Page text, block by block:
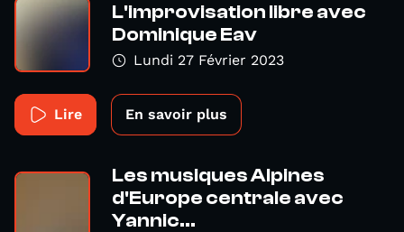
L'improvisation libre avec
Dominique Eav
Lundi 27 Février 2023
Lire En savoir plus
Les musiques Alpines
d'Europe centrale avec
Yannic...